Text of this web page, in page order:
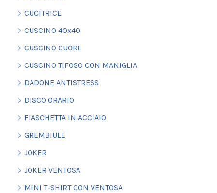
CUCITRICE
CUSCINO 40x40
CUSCINO CUORE
CUSCINO TIFOSO CON MANIGLIA
DADONE ANTISTRESS
DISCO ORARIO
FIASCHETTA IN ACCIAIO
GREMBIULE
JOKER
JOKER VENTOSA
MINI T-SHIRT CON VENTOSA